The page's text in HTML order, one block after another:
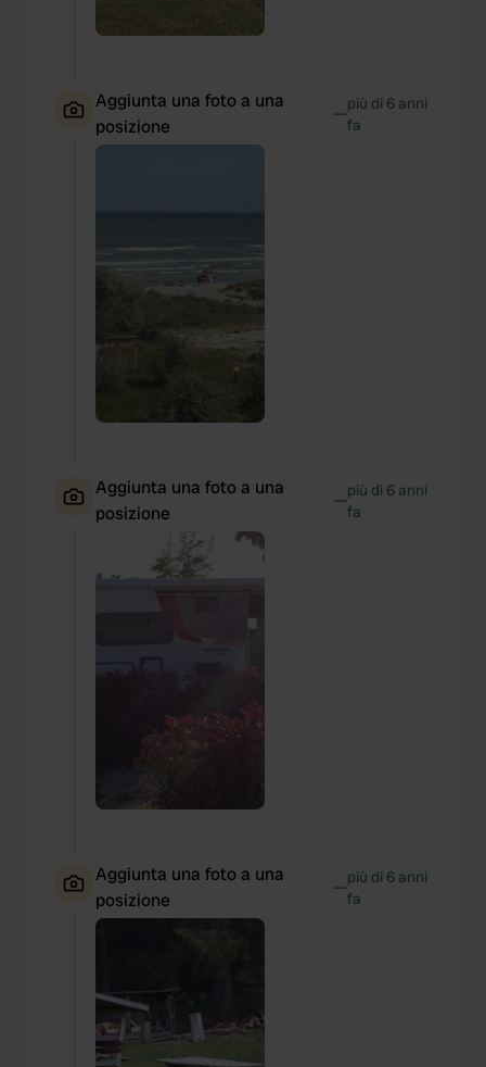
Aggiunta una foto a una
posizione
—più di 6 anni
fa
Aggiunta una foto a una
posizione
—più di 6 anni
fa
Aggiunta una foto a una
posizione
—più di 6 anni
fa